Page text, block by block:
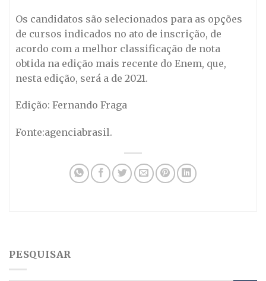
Os candidatos são selecionados para as opções
de cursos indicados no ato de inscrição, de
acordo com a melhor classificação de nota
obtida na edição mais recente do Enem, que,
nesta edição, será a de 2021.
Edição: Fernando Fraga
Fonte:agenciabrasil.
PESQUISAR